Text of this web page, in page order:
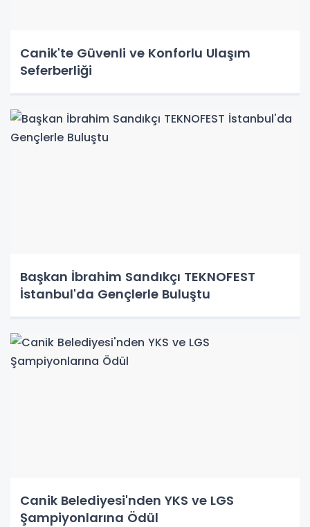
Canik'te Güvenli ve Konforlu Ulaşım
Seferberliği
Başkan İbrahim Sandıkçı TEKNOFEST
İstanbul'da Gençlerle Buluştu
Canik Belediyesi'nden YKS ve LGS
Şampiyonlarına Ödül